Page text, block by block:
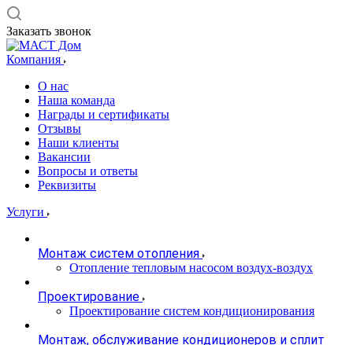
Заказать звонок
Компания
О нас
Наша команда
Награды и сертификаты
Отзывы
Наши клиенты
Вакансии
Вопросы и ответы
Реквизиты
Услуги
Монтаж систем отопления
Отопление тепловым насосом воздух-воздух
Проектирование
Проектирование систем кондиционирования
Монтаж, обслуживание кондиционеров и сплит